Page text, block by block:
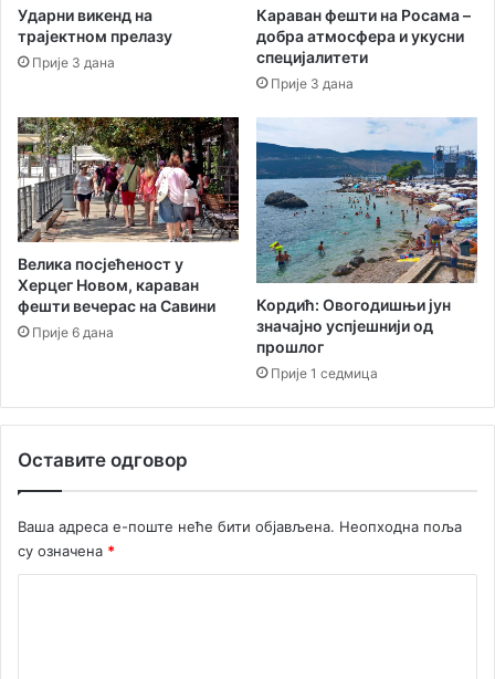
е
г
Н
в
и
у
н
о
о
м
с
а
з
и
в
у
Ударни викенд на
трајектном прелазу
Прије 3 дана
Караван фешти на Росама –
добра атмосфера и укусни
специјалитети
Прије 3 дана
Велика посјећеност у
Херцег Новом, караван
фешти вечерас на Савини
Прије 6 дана
Кордић: Овогодишњи јун
значајно успјешнији од
прошлог
Прије 1 седмица
Оставите одговор
Ваша адреса е-поште неће бити објављена. Неопходна поља
су означена *